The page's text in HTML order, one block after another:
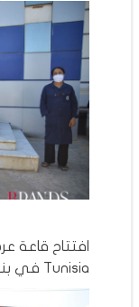
Tunisia في بنزرت Boero Bizerte